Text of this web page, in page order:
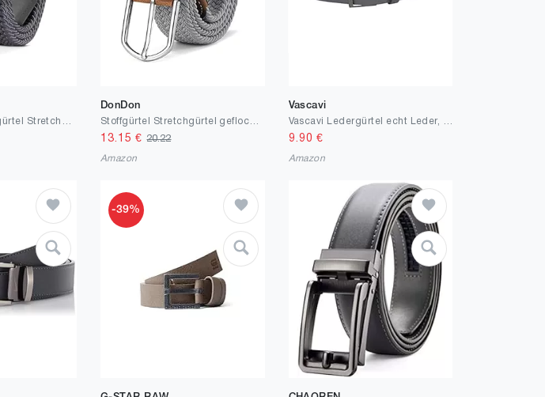
DonDon
13.15 €20.22
Amazon
Vascavi
9.90 €
Amazon
-39%